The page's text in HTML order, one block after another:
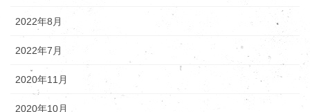
2022年8月
2022年7月
2020年11月
2020年10月